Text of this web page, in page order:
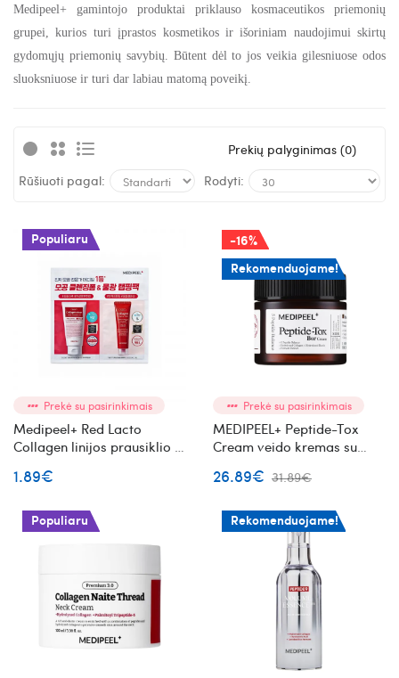
Medipeel+ gamintojo produktai priklauso kosmaceutikos priemonių
grupei, kurios turi įprastos kosmetikos ir išoriniam naudojimui skirtų
gydomųjų priemonių savybių. Būtent dėl to jos veikia gilesniuose odos
sluoksniuose ir turi dar labiau matomą poveikį.
Prekių palyginimas (0)
Rūšiuoti pagal:
Rodyti:
Populiaru
Prekė su pasirinkimais
Medipeel+ Red Lacto
Collagen linijos prausiklio ir
mėginukų rinkinys
1.89€
-16%
Rekomenduojame!
Prekė su pasirinkimais
MEDIPEEL+ Peptide-Tox
Cream veido kremas su
26.89€ 31.89€
Populiaru Rekomenduojame!